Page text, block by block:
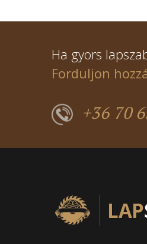
Ha gyors
Forduljon
+36 70